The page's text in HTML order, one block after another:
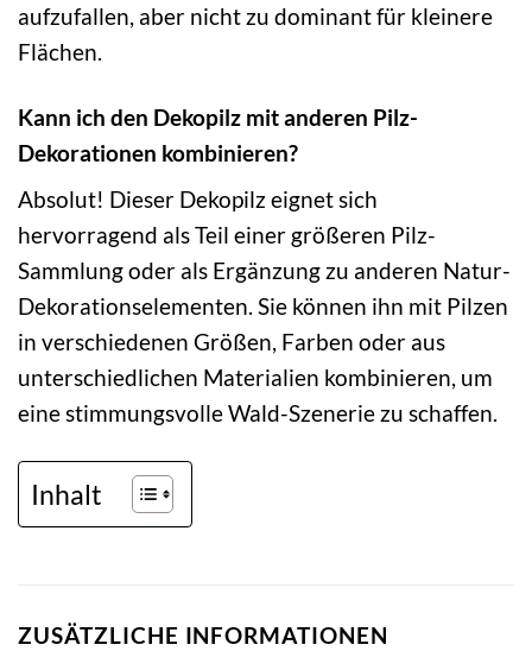
aufzufallen, aber nicht zu dominant für kleinere
Flächen.
Kann ich den Dekopilz mit anderen Pilz-
Dekorationen kombinieren?
Absolut! Dieser Dekopilz eignet sich
hervorragend als Teil einer größeren Pilz-
Sammlung oder als Ergänzung zu anderen Natur-
Dekorationselementen. Sie können ihn mit Pilzen
in verschiedenen Größen, Farben oder aus
unterschiedlichen Materialien kombinieren, um
eine stimmungsvolle Wald-Szenerie zu schaffen.
Inhalt
ZUSÄTZLICHE INFORMATIONEN